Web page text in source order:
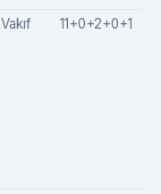
Vakıf 11+0+2+0+1